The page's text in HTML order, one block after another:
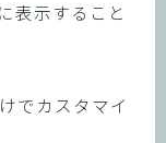
表示すること
でカスタマイ